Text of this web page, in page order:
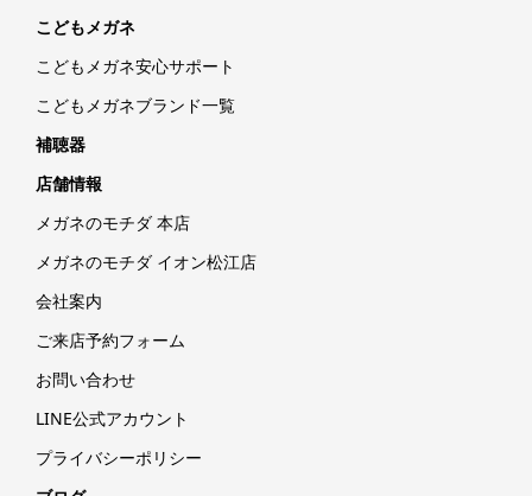
こどもメガネ
こどもメガネ安心サポート
こどもメガネブランド一覧
補聴器
店舗情報
メガネのモチダ 本店
メガネのモチダ イオン松江店
会社案内
ご来店予約フォーム
お問い合わせ
LINE公式アカウント
プライバシーポリシー